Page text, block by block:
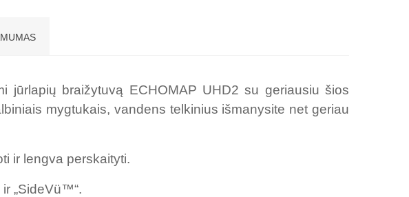
jūrlapių braižytuvą ECHOMAP UHD2 su geriausiu šios
mygtukais, vandens telkinius išmanysite net geriau
ir lengva perskaityti.
„SideVü™“.